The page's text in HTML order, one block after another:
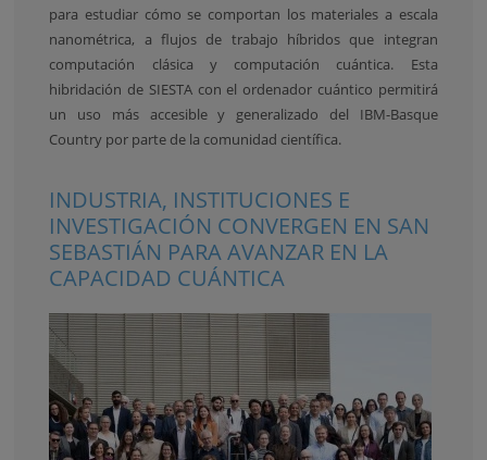
para estudiar cómo se comportan los materiales a escala
nanométrica, a flujos de trabajo híbridos que integran
computación clásica y computación cuántica. Esta
hibridación de SIESTA con el ordenador cuántico permitirá
un uso más accesible y generalizado del IBM-Basque
Country por parte de la comunidad científica.
INDUSTRIA, INSTITUCIONES E
INVESTIGACIÓN CONVERGEN EN SAN
SEBASTIÁN PARA AVANZAR EN LA
CAPACIDAD CUÁNTICA